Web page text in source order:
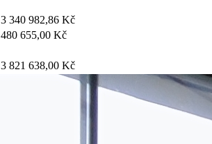
3 340 982,86 Kč
480 655,00 Kč
3 821 638,00 Kč